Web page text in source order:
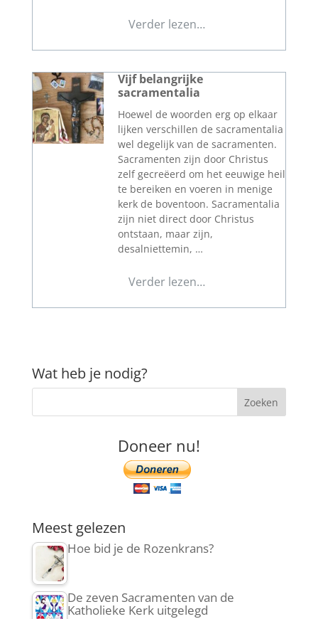
Verder lezen…
Vijf belangrijke
sacramentalia
Hoewel de woorden erg op elkaar
lijken verschillen de sacramentalia
wel degelijk van de sacramenten.
Sacramenten zijn door Christus
zelf gecreëerd om het eeuwige heil
te bereiken en voeren in menige
kerk de boventoon. Sacramentalia
zijn niet direct door Christus
ontstaan, maar zijn,
desalniettemin, …
Verder lezen…
Wat heb je nodig?
Doneer nu!
Meest gelezen
Hoe bid je de Rozenkrans?
De zeven Sacramenten van de
Katholieke Kerk uitgelegd